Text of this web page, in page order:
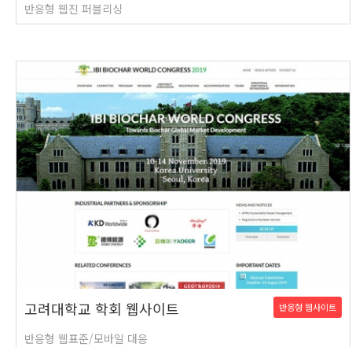
반응형 웹진 퍼블리싱
고려대학교 학회 웹사이트 반응형 웹사이트
반응형 웹표준/모바일 대응